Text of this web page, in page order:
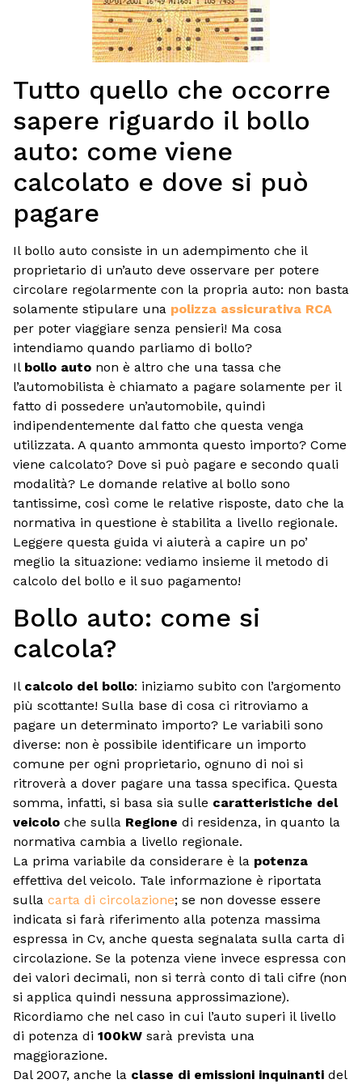
Tutto quello che occorre
sapere riguardo il bollo
auto: come viene
calcolato e dove si può
pagare
Il bollo auto consiste in un adempimento che il
proprietario di un’auto deve osservare per potere
circolare regolarmente con la propria auto: non basta
solamente stipulare una polizza assicurativa RCA
per poter viaggiare senza pensieri! Ma cosa
intendiamo quando parliamo di bollo?
Il bollo auto non è altro che una tassa che
l’automobilista è chiamato a pagare solamente per il
fatto di possedere un’automobile, quindi
indipendentemente dal fatto che questa venga
utilizzata. A quanto ammonta questo importo? Come
viene calcolato? Dove si può pagare e secondo quali
modalità? Le domande relative al bollo sono
tantissime, così come le relative risposte, dato che la
normativa in questione è stabilita a livello regionale.
Leggere questa guida vi aiuterà a capire un po’
meglio la situazione: vediamo insieme il metodo di
calcolo del bollo e il suo pagamento!
Bollo auto: come si
calcola?
Il calcolo del bollo: iniziamo subito con l’argomento
più scottante! Sulla base di cosa ci ritroviamo a
pagare un determinato importo? Le variabili sono
diverse: non è possibile identificare un importo
comune per ogni proprietario, ognuno di noi si
ritroverà a dover pagare una tassa specifica. Questa
somma, infatti, si basa sia sulle caratteristiche del
veicolo che sulla Regione di residenza, in quanto la
normativa cambia a livello regionale.
La prima variabile da considerare è la potenza
effettiva del veicolo. Tale informazione è riportata
sulla carta di circolazione; se non dovesse essere
indicata si farà riferimento alla potenza massima
espressa in Cv, anche questa segnalata sulla carta di
circolazione. Se la potenza viene invece espressa con
dei valori decimali, non si terrà conto di tali cifre (non
si applica quindi nessuna approssimazione).
Ricordiamo che nel caso in cui l’auto superi il livello
di potenza di 100kW sarà prevista una
maggiorazione.
Dal 2007, anche la classe di emissioni inquinanti del